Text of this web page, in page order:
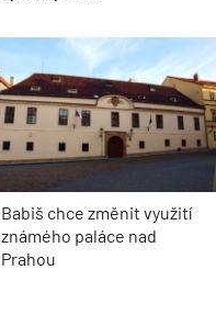
Babiš chce změnit využití
známého paláce nad
Prahou